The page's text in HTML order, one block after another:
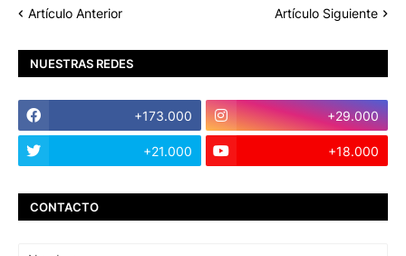
Artículo Anterior Artículo Siguiente
NUESTRAS REDES
+173.000 +29.000
+21.000 +18.000
CONTACTO